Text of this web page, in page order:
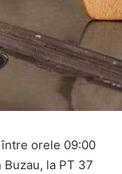
între orele 09:00
la PT 37